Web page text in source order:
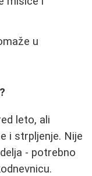
u
leto, ali
i strpljenje. Nije
- potrebno